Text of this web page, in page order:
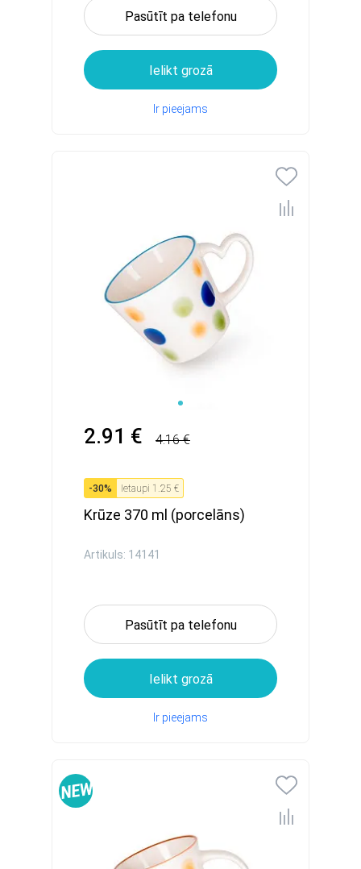
Pasūtīt pa telefonu
Ielikt grozā
Ir pieejams
2.91 € 4.16 €
-30% Ietaupi 1.25 €
Krūze 370 ml (porcelāns)
Artikuls: 14141
Pasūtīt pa telefonu
Ielikt grozā
Ir pieejams